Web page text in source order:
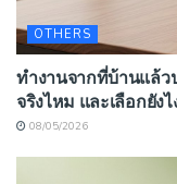
OTHERS
ทำงานจากที่บ้านแล้ว
จริงไหม และเลือกยัง
08/05/2026